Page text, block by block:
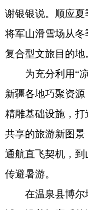
谢银银说。顺应
将军山滑雪场从
复合型文旅目的地
为充分利用“
新疆各地巧聚资
精雕基础设施，
共享的旅游新图
通航直飞契机，
传避暑游。
在温泉县博